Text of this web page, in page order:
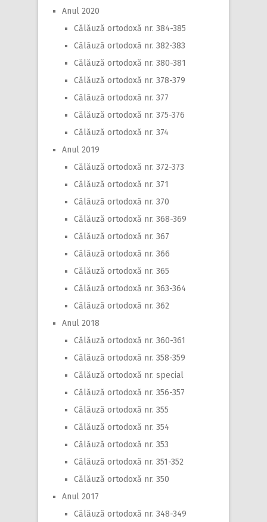
Anul 2020
Călăuză ortodoxă nr. 384-385
Călăuză ortodoxă nr. 382-383
Călăuză ortodoxă nr. 380-381
Călăuză ortodoxă nr. 378-379
Călăuză ortodoxă nr. 377
Călăuză ortodoxă nr. 375-376
Călăuză ortodoxă nr. 374
Anul 2019
Călăuză ortodoxă nr. 372-373
Călăuză ortodoxă nr. 371
Călăuză ortodoxă nr. 370
Călăuză ortodoxă nr. 368-369
Călăuză ortodoxă nr. 367
Călăuză ortodoxă nr. 366
Călăuză ortodoxă nr. 365
Călăuză ortodoxă nr. 363-364
Călăuză ortodoxă nr. 362
Anul 2018
Călăuză ortodoxă nr. 360-361
Călăuză ortodoxă nr. 358-359
Călăuză ortodoxă nr. special
Călăuză ortodoxă nr. 356-357
Călăuză ortodoxă nr. 355
Călăuză ortodoxă nr. 354
Călăuză ortodoxă nr. 353
Călăuză ortodoxă nr. 351-352
Călăuză ortodoxă nr. 350
Anul 2017
Călăuză ortodoxă nr. 348-349